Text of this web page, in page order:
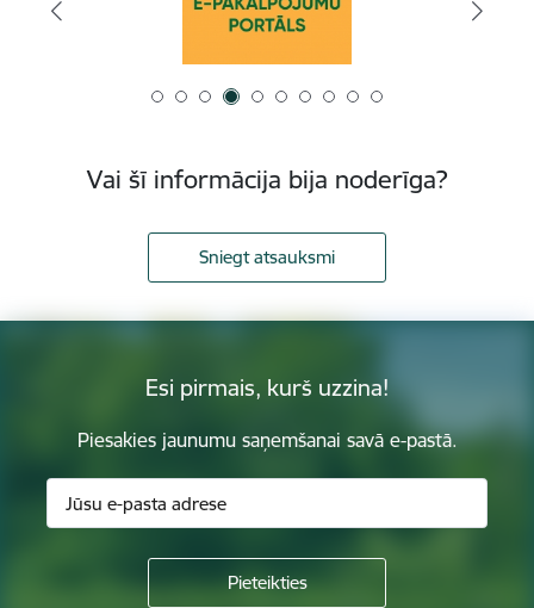
Vai šī informācija bija noderīga?
Sniegt atsauksmi
Esi pirmais, kurš uzzina!
Piesakies jaunumu saņemšanai savā e-pastā.